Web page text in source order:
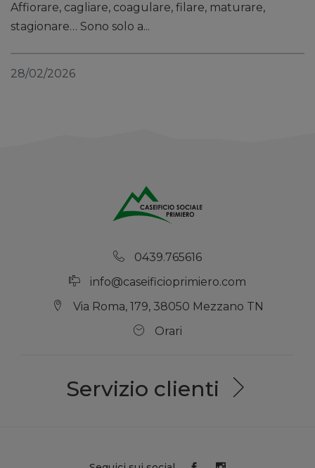
Affiorare, cagliare, coagulare, filare, maturare,
stagionare… Sono solo a...
28/02/2026
0439.765616
info@caseificioprimiero.com
Via Roma, 179, 38050 Mezzano TN
Orari
Servizio clienti